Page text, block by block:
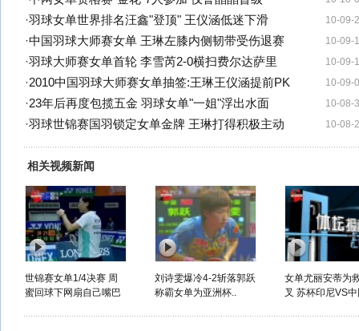
10-09-
·羽球女单世界排名汪鑫"登顶" 王仪涵低迷下滑
10-09-
·中国羽球大师赛女单 王琳左膝内侧韧带受伤退赛
10-09-
·羽球大师赛女单首轮 李雪芮2-0横扫费尔达萨里
10-09-
·2010中国羽球大师赛女单抽签:王琳王仪涵提前PK
10-08-
·23年后再度包揽五金 羽球女单"一姐"浮出水面
10-08-
·羽球世锦赛国羽锁定女单金牌 王琳打得积极主动
相关视频新闻
世锦赛女单1/4决赛 周
蜜回球下网扇自己嘴巴
刘诗雯爆冷4-2斩落郭跃
称霸女单为亚洲杯..
女单尤丽安蒂为
叉 苏杯印尼VS中